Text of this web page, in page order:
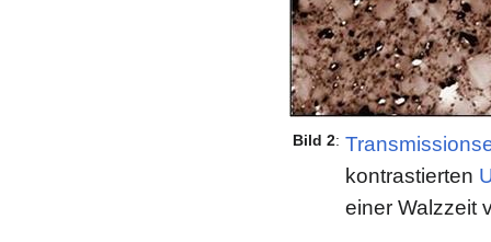
Bild 2:
kontrastierten
einer Walzzeit